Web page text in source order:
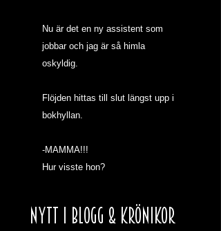
Nu är det en ny assistent som
jobbar och jag är så himla
oskyldig.
Flöjden hittas till slut längst upp i
bokhyllan.
-MAMMA!!!
Hur visste hon?
NYTT I BLOGG & KRÖNIKOR